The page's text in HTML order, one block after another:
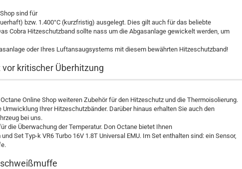
sind für
bzw. 1.400°C (kurzfristig) ausgelegt. Dies gilt auch für das beliebte
Cobra Hitzeschutzband sollte nass um die Abgasanlage gewickelt werden, um
oder Ihres Luftansaugsystems mit diesem bewährten Hitzeschutzband!
kritischer Überhitzung
Online Shop weiteren Zubehör für den Hitzeschutz und die Thermoisolierung.
Ihrer Hitzeschutzbänder. Darüber hinaus erhalten Sie auch den
bei uns.
die Überwachung der Temperatur. Don Octane bietet Ihnen
Set Typ-k VR6 Turbo 16V 1.8T Universal EMU. Im Set enthalten sind: ein Sensor,